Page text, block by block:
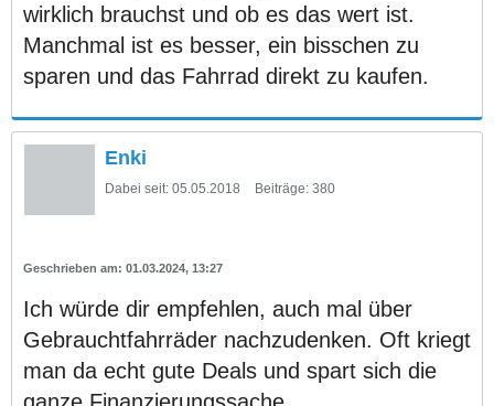
wirklich brauchst und ob es das wert ist.
Manchmal ist es besser, ein bisschen zu
sparen und das Fahrrad direkt zu kaufen.
Enki
Dabei seit: 05.05.2018 Beiträge: 380
01.03.2024, 13:27
Ich würde dir empfehlen, auch mal über
Gebrauchtfahrräder nachzudenken. Oft kriegt
man da echt gute Deals und spart sich die
ganze Finanzierungssache.